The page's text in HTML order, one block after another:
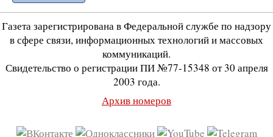
Газета зарегистрирована в Федеральной службе по надзору
в сфере связи, информационных технологий и массовых
коммуникаций.
Свидетельство о регистрации ПИ №77-15348 от 30 апреля
2003 года.
Архив номеров